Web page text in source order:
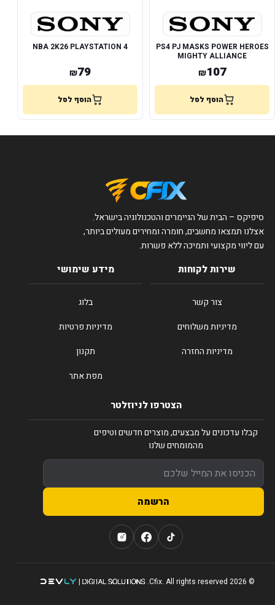
PS4 PJ MASKS POWER HEROES
MIGHTY ALLIANCE
PLAYSTATION
₪107
הוסף לסל
NBA 2K26 PLAYSTATION 4
₪79
הוסף לסל
סיפיקס – הבית של הגיימרים והטכנולוגיה בישראל.
אצלנו תמצאו מחשבים, חומרה ומחירים מעולים ביותר,
עם ליווי מקצועי ותמיכה ללא פשרות.
שירות לקוחות
צור קשר
מדיניות משלוחים
מדיניות החזרה
מידע שימושי
בלוג
מדיניות פרטיות
תקנון
מפת אתר
הצטרפו לניוזלטר
קבלו עדכונים על מבצעים, מוצרים חדשים וטיפים
מהמומחים שלנו
הרשמה
© 2026 Cfix. All rights reserved.